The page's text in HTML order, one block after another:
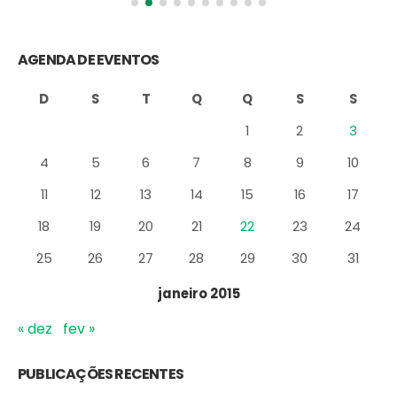
AGENDA DE EVENTOS
janeiro 2015
D S T Q Q S
S
1
2
3
4
5 6 7 8 9
10
11
12 13 14 15 16
17
18
19 20 21 22 23
24
25
26 27 28 29 30 31
« dez fev »
PUBLICAÇÕES RECENTES